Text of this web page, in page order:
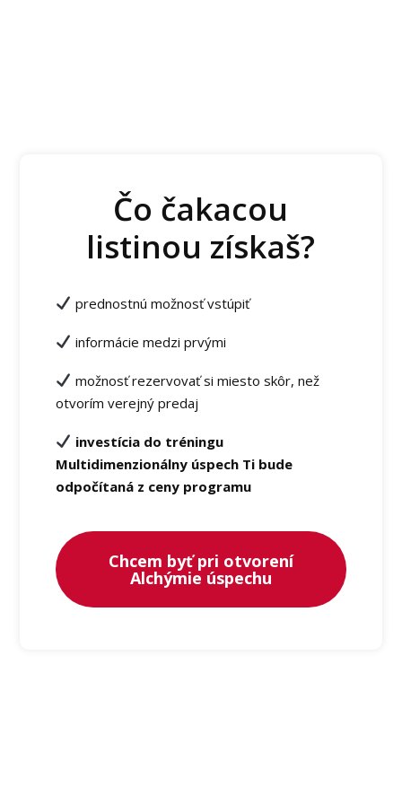
Čo čakacou
listinou získaš?
prednostnú možnosť vstúpiť
informácie medzi prvými
možnosť rezervovať si miesto skôr, než
otvorím verejný predaj
investícia do tréningu
Multidimenzionálny úspech Ti bude
odpočítaná z ceny programu
Chcem byť pri otvorení
Alchýmie úspechu